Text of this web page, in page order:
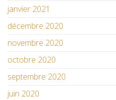
janvier 2021
décembre 2020
novembre 2020
octobre 2020
septembre 2020
juin 2020